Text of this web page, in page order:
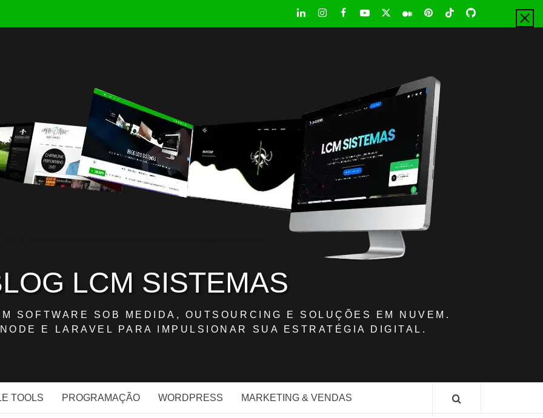
LinkedInInstagramFacebook
Youtube
X PinterestTiktokGithub
LCM SISTEMAS
SOFTWARE SOB MEDIDA, OUTSOURCING E SOLUÇÕES EM NUVEM.
E LARAVEL PARA IMPULSIONAR SUA ESTRATÉGIA DIGITAL.
TOOLS PROGRAMAÇÃO WORDPRESS MARKETING & VENDAS